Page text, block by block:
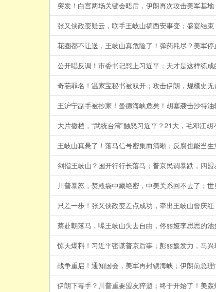
突发！白宫两场关键会晤后，伊朗再次攻击美军基
张又侠政变疑云，联手王岐山搞西安事变；盛宴结
花圈都不让送，王岐山真危险了！弹药耗尽？美军
公开唱反调！市委书记怼上习近平；天才是这样练
奇葩罪名！温家宝秘书被双开；攻击伊朗，规模史
王沪宁副手被抄家！曼德海峡危矣！胡塞袭击沙特
大片撤档，“武统台湾”触怒习近平？21大，毛邓江
王岐山真悬了！落马信号密集而清晰；反腐也能当
剑指王岐山？国开行行长落马；普京民调暴跌，四
川普暴怒，焚毁袋中藏绝密，中美关系回不去了；
只差一步！张又侠政变差点成功，牵出王岐山曾庆
蔡赴朝落马，曝王岐山失去自由，佟丽娅李思思的
惊天爆料！习近平密谋普京后事；彭丽媛发力，马
战争重启！通知国会，美军再封锁海峡；伊朗前总
伊朗下毒手？川普重要盟友猝逝；终于开始了！美